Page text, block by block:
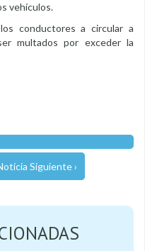
vehículos.
conductores a circular a
multados por exceder la
Siguiente ›